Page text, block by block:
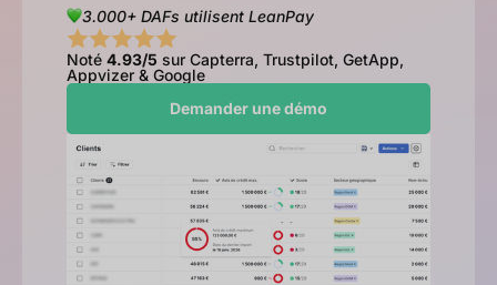
3.000+ DAFs utilisent LeanPay
Noté 4.93/5 sur Capterra, Trustpilot, GetApp,
Appvizer & Google
Demander une démo